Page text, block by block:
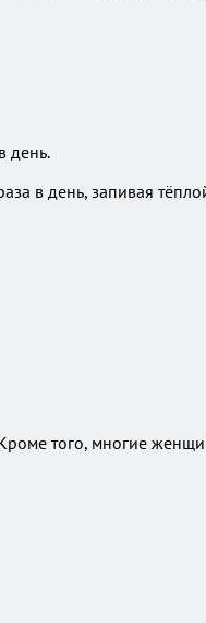
день.
в день, запивая
того, многие